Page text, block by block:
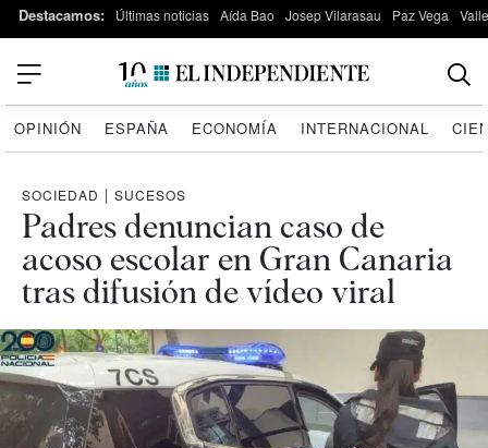
Destacamos: Últimas noticias Aída Bao Josep Vilarasau Paz Vega
OPINIÓN ESPAÑA ECONOMÍA INTERNACIONAL
SOCIEDAD | SUCESOS
Padres denuncian caso de
acoso escolar en Gran Canaria
tras difusión de vídeo viral